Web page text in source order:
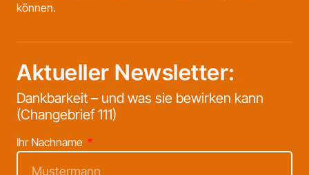
können.
Aktueller Newsletter:
Dankbarkeit – und was sie bewirken kann
(Changebrief 111)
Ihr Nachname